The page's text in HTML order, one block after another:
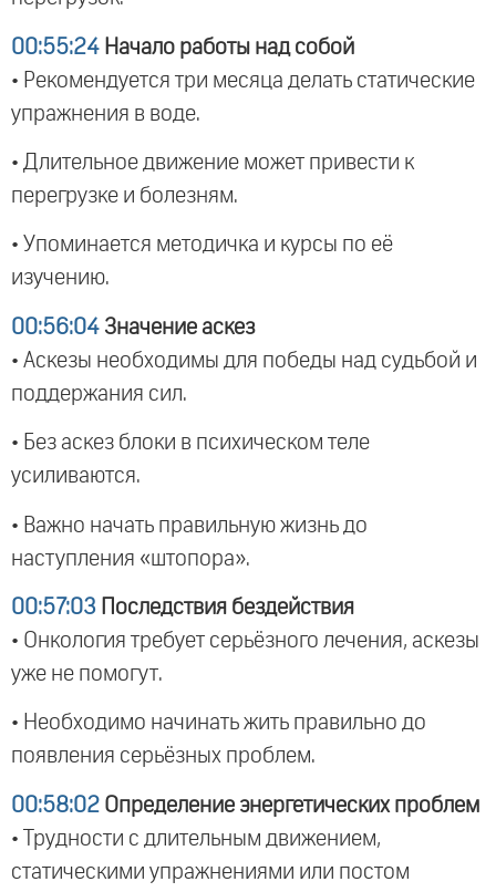
00:55:24 Начало работы над собой
• Рекомендуется три месяца делать статические
упражнения в воде.
• Длительное движение может привести к
перегрузке и болезням.
• Упоминается методичка и курсы по её
изучению.
00:56:04 Значение аскез
• Аскезы необходимы для победы над судьбой и
поддержания сил.
• Без аскез блоки в психическом теле
усиливаются.
• Важно начать правильную жизнь до
наступления «штопора».
00:57:03 Последствия бездействия
• Онкология требует серьёзного лечения, аскезы
уже не помогут.
• Необходимо начинать жить правильно до
появления серьёзных проблем.
00:58:02 Определение энергетических проблем
• Трудности с длительным движением,
статическими упражнениями или постом